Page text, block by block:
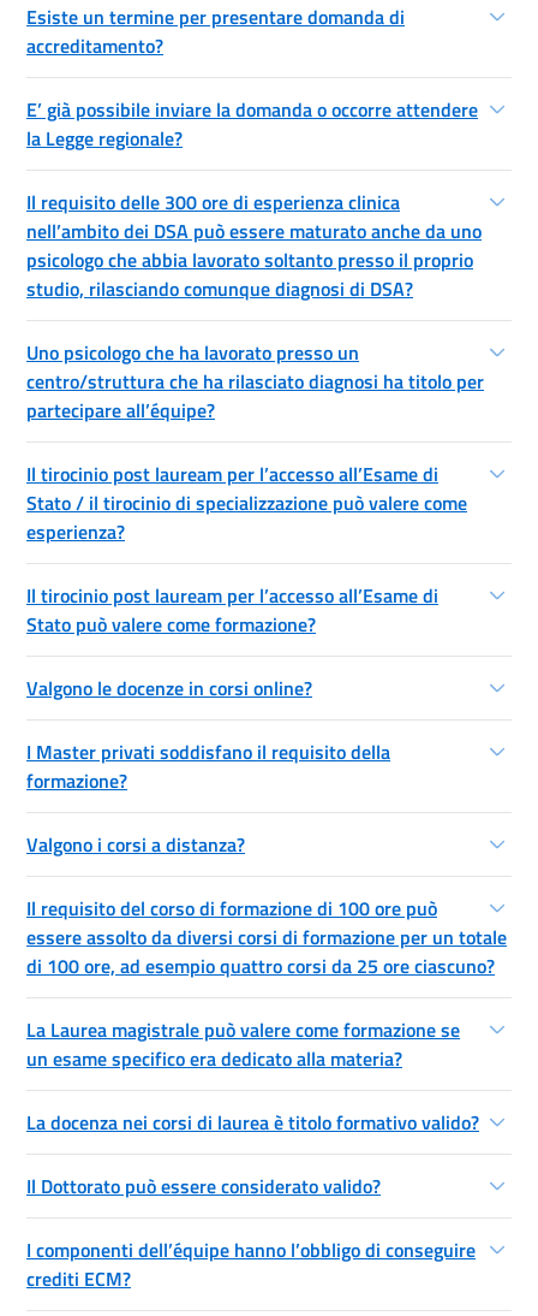
Esiste un termine per presentare domanda di
accreditamento?
E’ già possibile inviare la domanda o occorre attendere
la Legge regionale?
Il requisito delle 300 ore di esperienza clinica
nell’ambito dei DSA può essere maturato anche da uno
psicologo che abbia lavorato soltanto presso il proprio
studio, rilasciando comunque diagnosi di DSA?
Uno psicologo che ha lavorato presso un
centro/struttura che ha rilasciato diagnosi ha titolo per
partecipare all’équipe?
Il tirocinio post lauream per l’accesso all’Esame di
Stato / il tirocinio di specializzazione può valere come
esperienza?
Il tirocinio post lauream per l’accesso all’Esame di
Stato può valere come formazione?
Valgono le docenze in corsi online?
I Master privati soddisfano il requisito della
formazione?
Valgono i corsi a distanza?
Il requisito del corso di formazione di 100 ore può
essere assolto da diversi corsi di formazione per un totale
di 100 ore, ad esempio quattro corsi da 25 ore ciascuno?
La Laurea magistrale può valere come formazione se
un esame specifico era dedicato alla materia?
La docenza nei corsi di laurea è titolo formativo valido?
Il Dottorato può essere considerato valido?
I componenti dell’équipe hanno l’obbligo di conseguire
crediti ECM?